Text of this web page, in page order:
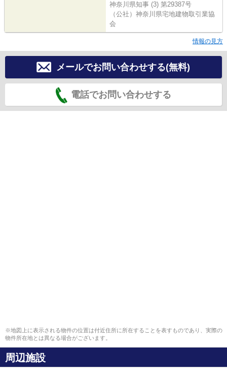
神奈川県知事 (3) 第29387号
（公社）神奈川県宅地建物取引業協
会
情報の見方
メールでお問い合わせする(無料)
電話でお問い合わせする
※地図上に表示される物件の位置は付近住所に所在することを表すものであり、実際の
物件所在地とは異なる場合がございます。
周辺施設